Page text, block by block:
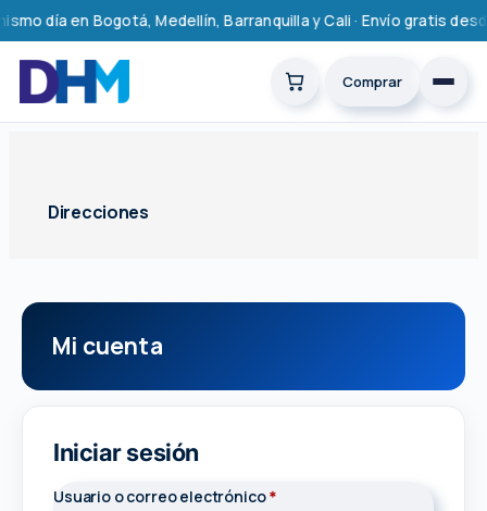
Saltar
al
contenido
día en Bogotá, Medellín, Barranquilla y Cali · Envío gratis
Comprar
Direcciones
Iniciar sesión
Usuario o correo electrónico*